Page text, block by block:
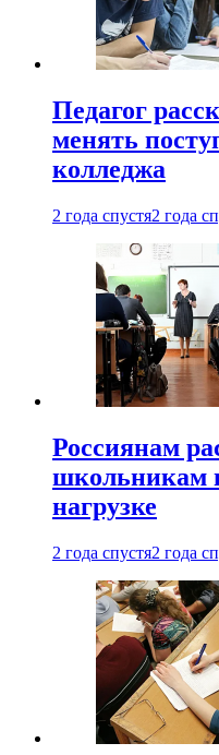
Педагог
менять
колледжа
2 года спустя2 года
Россиянам
школьникам
нагрузке
2 года спустя2 года